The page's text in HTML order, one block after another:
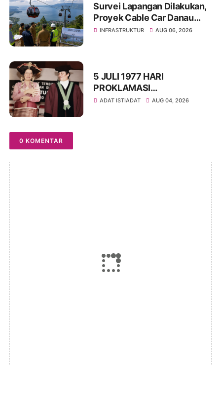
Survei Lapangan Dilakukan,
Proyek Cable Car Danau
Toba Masih Terkendala
INFRASTRUKTUR AUG 06, 2026
5 JULI 1977 HARI
PROKLAMASI
KEMERDEKAAN BAHASA
ADAT ISTIADAT AUG 04, 2026
0 KOMENTAR